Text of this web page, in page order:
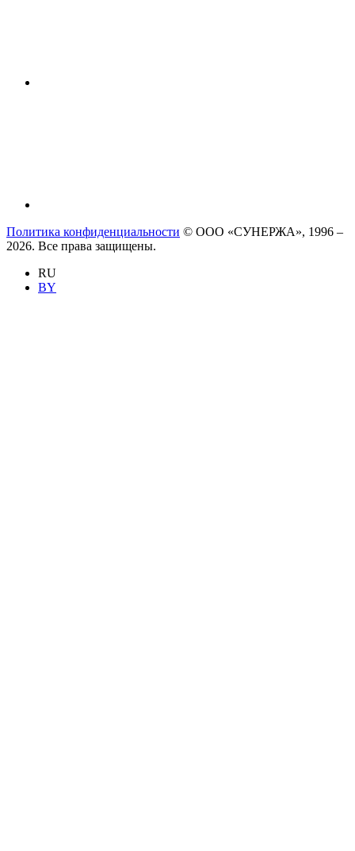
Политика конфиденциальности © ООО «СУНЕРЖА», 1996 –
2026. Все права защищены.
RU
BY